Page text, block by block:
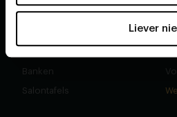
Liever
Eettafels
Banken
Salontafels